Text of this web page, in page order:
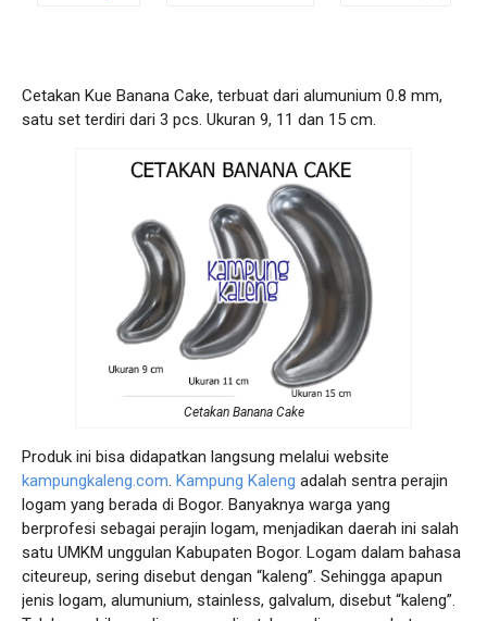
Cetakan Kue Banana Cake, terbuat dari alumunium 0.8 mm,
satu set terdiri dari 3 pcs. Ukuran 9, 11 dan 15 cm.
Cetakan Banana Cake
Produk ini bisa didapatkan langsung melalui website
kampungkaleng.com. Kampung Kaleng adalah sentra perajin
logam yang berada di Bogor. Banyaknya warga yang
berprofesi sebagai perajin logam, menjadikan daerah ini salah
satu UMKM unggulan Kabupaten Bogor. Logam dalam bahasa
citeureup, sering disebut dengan “kaleng”. Sehingga apapun
jenis logam, alumunium, stainless, galvalum, disebut “kaleng”.